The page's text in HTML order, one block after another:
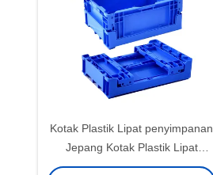
Kotak Plastik Lipat penyimpanan
Jepang Kotak Plastik Lipat
Kemasan Industri